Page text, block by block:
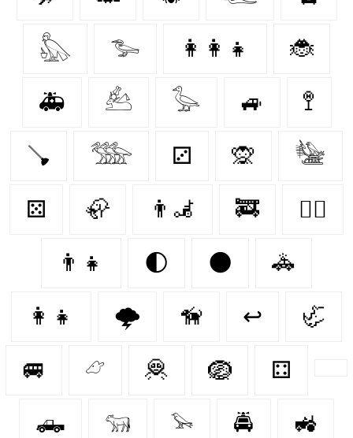
𓅽 𓅧 👩‍👩‍👧 🐞
🚑 𓃕 𓅭 🚙 🚏
🪠 𓅢 ⚂ 🙊 𓅋
⚄ 🦣 👨‍🦼‍️ 🚒 🐕‍🦺
👨‍👧 🌓 🌑 🚓
👩‍👧 🌩️ 🦮 ↩ 🦏
🚐 𓃿 🦧 🪺 ⚃
🛻 𓃔 𓅩 🚔 🚜